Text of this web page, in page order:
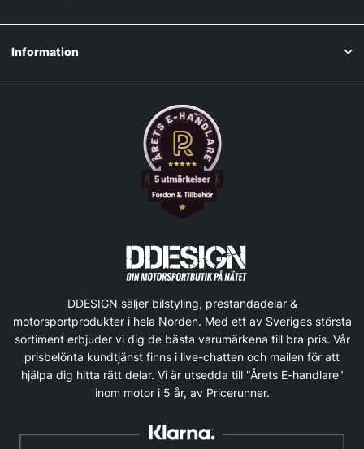
Information
DDESIGN säljer bilstyling, prestandadelar &
motorsportprodukter i hela Norden. Med ett av Sveriges största
sortiment erbjuder vi dig de bästa varumärkena till bra pris. Vår
prisbelönta kundtjänst finns i live-chatten och mailen för att
hjälpa dig hitta rätt delar. Vi är utsedda till "Årets E-handlare"
inom motor i 5 år, av Pricerunner.